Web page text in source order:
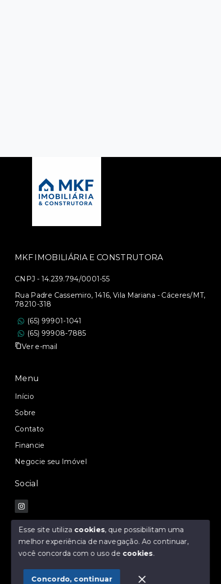
MKF IMOBILIÁRIA E CONSTRUTORA
CNPJ - 14.239.794/0001-55
Rua Padre Cassemiro, 1416, Vila Mariana - Cáceres/MT,
78210-318
(65) 99901-1041
(65) 99908-7885
Ver e-mail
Menu
Início
Sobre
Contato
Financie
Negocie seu Imóvel
Social
© Copyright 2026 - MKF IMOBILIÁRIA E
SITE PARA IMOBILIARIA
Esse site utiliza cookies, que possibilitam uma
melhor experiência de navegação.Ao continuar,
você concorda com o uso de cookies.
Concordo, continuar